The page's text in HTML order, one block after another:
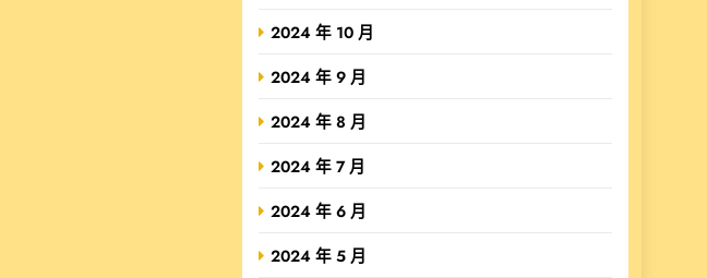
2024 年 10 月
2024 年 9 月
2024 年 8 月
2024 年 7 月
2024 年 6 月
2024 年 5 月